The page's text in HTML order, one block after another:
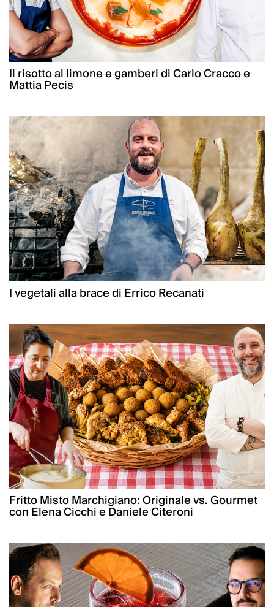
Il risotto al limone e gamberi di Carlo Cracco e
Mattia Pecis
I vegetali alla brace di Errico Recanati
Fritto Misto Marchigiano: Originale vs. Gourmet
con Elena Cicchi e Daniele Citeroni